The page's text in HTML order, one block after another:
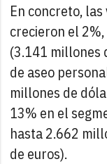
En concreto,
crecieron el
(3.141 millones
de aseo
millones de
13% en el
hasta 2.662
de euros).